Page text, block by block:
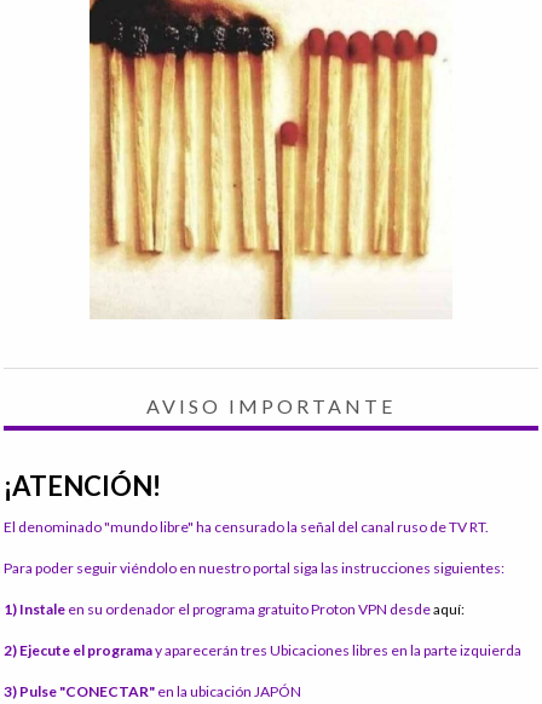
AVISO IMPORTANTE
¡ATENCIÓN!
El denominado "mundo libre" ha censurado la señal del canal ruso de TV RT.
Para poder seguir viéndolo en nuestro portal siga las instrucciones siguientes:
1) Instale en su ordenador el programa gratuito Proton VPN desdeaquí:
2) Ejecute el programay aparecerán tres Ubicaciones libres en la parte izquierda
3) Pulse "CONECTAR" en la ubicación JAPÓN